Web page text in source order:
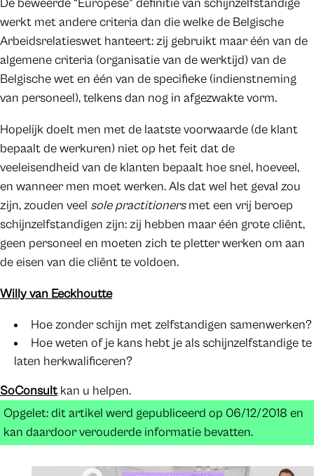
werkt met andere criteria dan die welke de Belgische
Arbeidsrelatieswet hanteert: zij gebruikt maar één van de
algemene criteria (organisatie van de werktijd) van de
Belgische wet en één van de specifieke (indienstneming
van personeel), telkens dan nog in afgezwakte vorm.
Hopelijk doelt men met de laatste voorwaarde (de klant
bepaalt de werkuren) niet op het feit dat de
veeleisendheid van de klanten bepaalt hoe snel, hoeveel,
en wanneer men moet werken. Als dat wel het geval zou
zijn, zouden veel sole practitionersmet een vrij beroep
schijnzelfstandigen zijn: zij hebben maar één grote cliënt,
geen personeel en moeten zich te pletter werken om aan
de eisen van die cliënt te voldoen.
Willy van Eeckhoutte
Hoe zonder schijn met zelfstandigen samenwerken?
Hoe weten of je kans hebt je als schijnzelfstandige te
laten herkwalificeren?
SoConsult kan u helpen.
Opgelet: dit artikel werd gepubliceerd op 06/12/2018 en
kan daardoor verouderde informatie bevatten.